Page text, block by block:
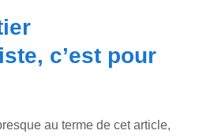
c’est pour
au terme de cet article,